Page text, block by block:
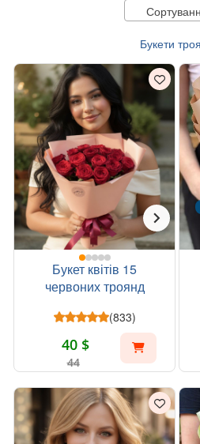
Букети
Букет квітів 15
червоних троянд
(833)
40 $
44